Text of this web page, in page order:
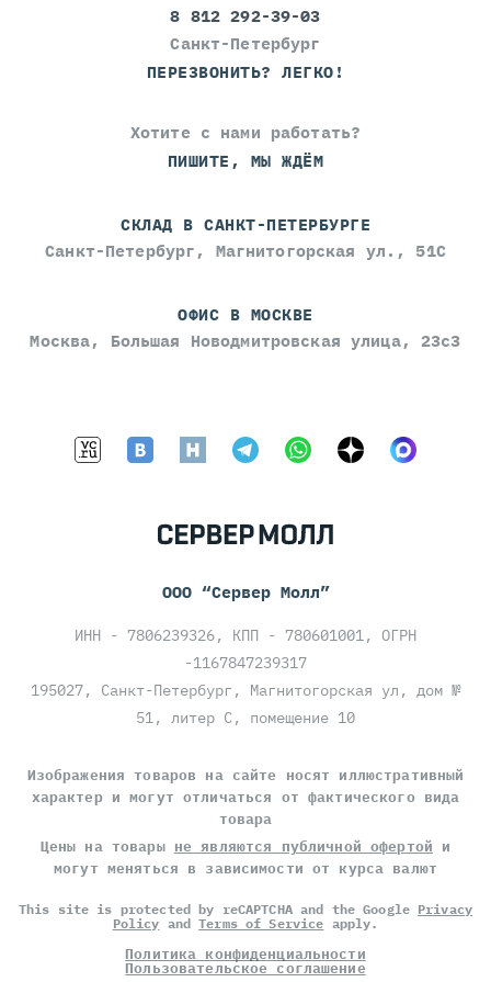
8 812 292-39-03
Санкт-Петербург
ПЕРЕЗВОНИТЬ? ЛЕГКО!
Хотите с нами работать?
ПИШИТЕ, МЫ ЖДЁМ
СКЛАД В САНКТ-ПЕТЕРБУРГЕ
Санкт-Петербург, Магнитогорская ул., 51С
ОФИС В МОСКВЕ
Москва, Большая Новодмитровская улица, 23с3
ООО “Сервер Молл”
ИНН - 7806239326, КПП - 780601001, ОГРН
-1167847239317
195027, Санкт-Петербург, Магнитогорская ул, дом №
51, литер С, помещение 10
Изображения товаров на сайте носят иллюстративный
характер и могут отличаться от фактического вида
товара
Цены на товары не являются публичной офертой и
могут меняться в зависимости от курса валют
This site is protected by reCAPTCHA and the Google Privacy
Policy andTerms of Service apply.
Политика конфиденциальности
Пользовательское соглашение